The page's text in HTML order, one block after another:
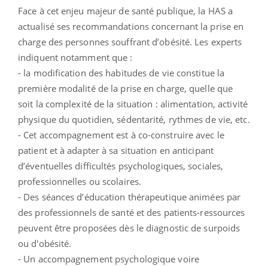
Face à cet enjeu majeur de santé publique, la HAS a
actualisé ses recommandations concernant la prise en
charge des personnes souffrant d’obésité. Les experts
indiquent notamment que :
- la modification des habitudes de vie constitue la
première modalité de la prise en charge, quelle que
soit la complexité de la situation : alimentation, activité
physique du quotidien, sédentarité, rythmes de vie, etc.
- Cet accompagnement est à co-construire avec le
patient et à adapter à sa situation en anticipant
d’éventuelles difficultés psychologiques, sociales,
professionnelles ou scolaires.
- Des séances d’éducation thérapeutique animées par
des professionnels de santé et des patients-ressources
peuvent être proposées dès le diagnostic de surpoids
ou d'obésité.
- Un accompagnement psychologique voire